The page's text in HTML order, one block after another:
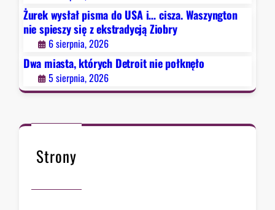
o
k
Żurek wysłał pisma do USA i… cisza. Waszyngton
nie spieszy się z ekstradycją Ziobry
6 sierpnia, 2026
Dwa miasta, których Detroit nie połknęło
5 sierpnia, 2026
Strony